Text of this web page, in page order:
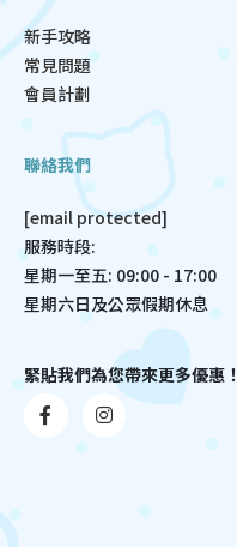
新手攻略
常見問題
會員計劃
聯絡我們
[email protected]
服務時段:
星期一至五: 09:00 - 17:00
星期六日及公眾假期休息
緊貼我們為您帶來更多優惠！